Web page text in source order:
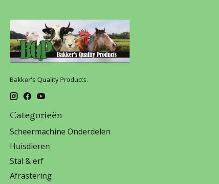
Bakker's Quality Products.
Categorieën
Scheermachine Onderdelen
Huisdieren
Stal & erf
Afrastering